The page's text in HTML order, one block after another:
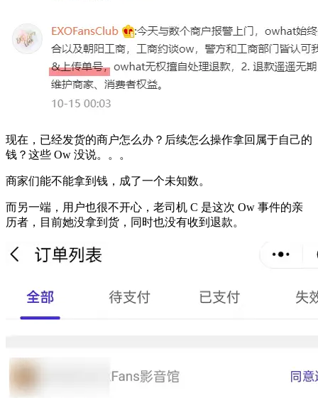
现在，已经发货的商户怎么办？后续怎么操作拿回属于自己的
钱？这些 Ow 没说。。。
商家们能不能拿到钱，成了一个未知数。
而另一端，用户也很不开心，老司机 C 是这次 Ow 事件的亲
历者，目前她没拿到货，同时也没有收到退款。